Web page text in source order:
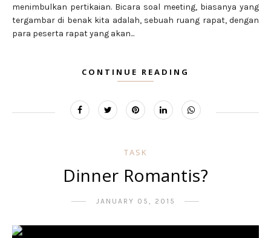
menimbulkan pertikaian. Bicara soal meeting, biasanya yang
tergambar di benak kita adalah, sebuah ruang rapat, dengan
para peserta rapat yang akan...
CONTINUE READING
TASK
Dinner Romantis?
JANUARY 05, 2015